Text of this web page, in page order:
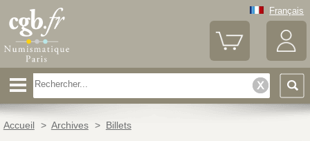
Français
Accueil > Archives > Billets